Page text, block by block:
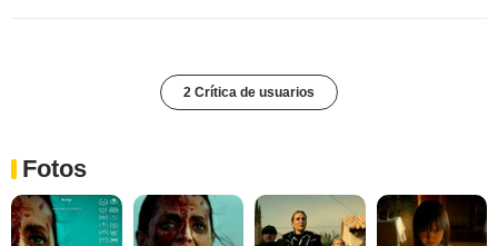
2 Crítica de usuarios
Fotos